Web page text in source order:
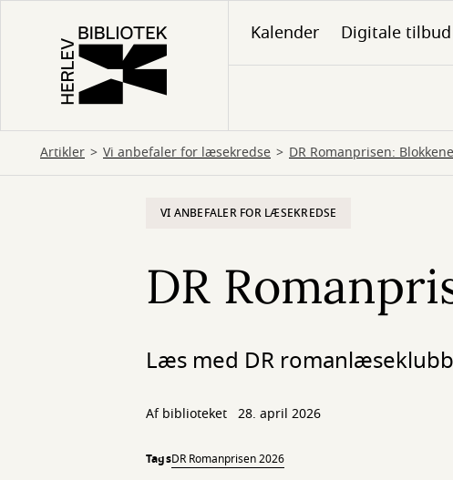
hovedindhold
Kalender Digitale tilbud
Artikler Vi anbefaler for læsekredse DR Romanprisen: Blokkene
VI ANBEFALER FOR LÆSEKREDSE
DR
Læs med DR
Af biblioteket 28. april 2026
TagsDR Romanprisen 2026